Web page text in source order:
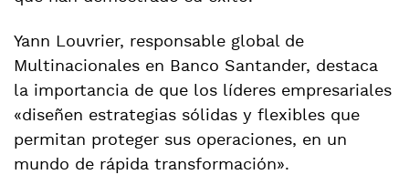
Yann Louvrier, responsable global de
Multinacionales en Banco Santander, destaca
la importancia de que los líderes empresariales
«diseñen estrategias sólidas y flexibles que
permitan proteger sus operaciones, en un
mundo de rápida transformación».